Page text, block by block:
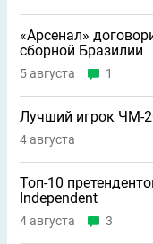
«Арсенал»
сборной Бразилии
5 августа 1
Лучший игрок ЧМ-
4 августа
Топ-10
Independent
4 августа 3